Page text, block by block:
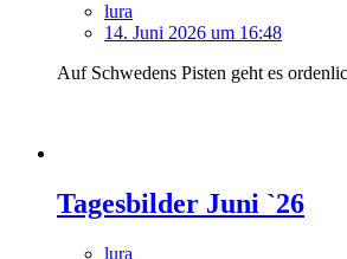
lura
14. Juni 2026 um 16:48
Auf Schwedens Pisten geht es
Tagesbilder Juni `26
lura